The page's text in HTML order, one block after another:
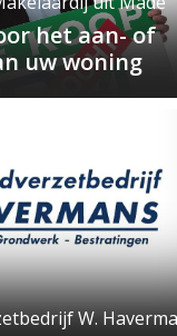
het aan- of
uw woning
W.